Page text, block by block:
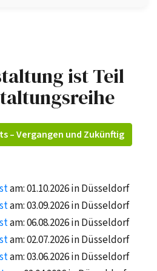
ist Teil
– Vergangen und Zukünftig
am: 01.10.2026 in Düsseldorf
am: 03.09.2026 in Düsseldorf
am: 06.08.2026 in Düsseldorf
am: 02.07.2026 in Düsseldorf
am: 03.06.2026 in Düsseldorf